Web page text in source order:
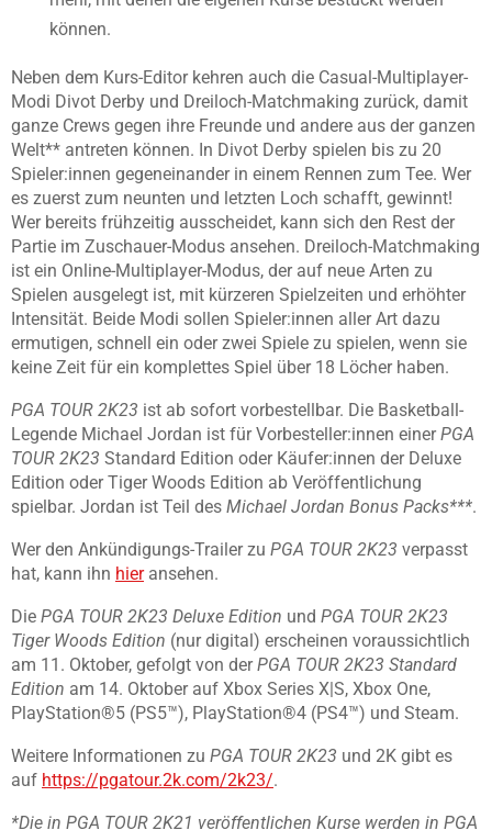
können.
Neben dem Kurs-Editor kehren auch die Casual-Multiplayer-
Modi Divot Derby und Dreiloch-Matchmaking zurück, damit
ganze Crews gegen ihre Freunde und andere aus der ganzen
Welt** antreten können. In Divot Derby spielen bis zu 20
Spieler:innen gegeneinander in einem Rennen zum Tee. Wer
es zuerst zum neunten und letzten Loch schafft, gewinnt!
Wer bereits frühzeitig ausscheidet, kann sich den Rest der
Partie im Zuschauer-Modus ansehen. Dreiloch-Matchmaking
ist ein Online-Multiplayer-Modus, der auf neue Arten zu
Spielen ausgelegt ist, mit kürzeren Spielzeiten und erhöhter
Intensität. Beide Modi sollen Spieler:innen aller Art dazu
ermutigen, schnell ein oder zwei Spiele zu spielen, wenn sie
keine Zeit für ein komplettes Spiel über 18 Löcher haben.
PGA TOUR 2K23 ist ab sofort vorbestellbar. Die Basketball-
Legende Michael Jordan ist für Vorbesteller:innen einerPGA
TOUR 2K23 Standard Edition oder Käufer:innen der Deluxe
Edition oder Tiger Woods Edition ab Veröffentlichung
spielbar. Jordan ist Teil des Michael Jordan Bonus Packs***.
Wer den Ankündigungs-Trailer zu PGA TOUR 2K23 verpasst
hat, kann ihn hieransehen.
Die PGA TOUR 2K23 Deluxe Edition und PGA TOUR 2K23
Tiger Woods Edition (nur digital) erscheinen voraussichtlich
am 11. Oktober, gefolgt von derPGA TOUR 2K23 Standard
Edition am 14. Oktober auf Xbox Series X|S, Xbox One,
PlayStation®5 (PS5™), PlayStation®4 (PS4™) und Steam.
Weitere Informationen zu PGA TOUR 2K23 und 2K gibt es
auf https://pgatour.2k.com/2k23/.
*Die in PGA TOUR 2K21 veröffentlichen Kurse werden in PGA